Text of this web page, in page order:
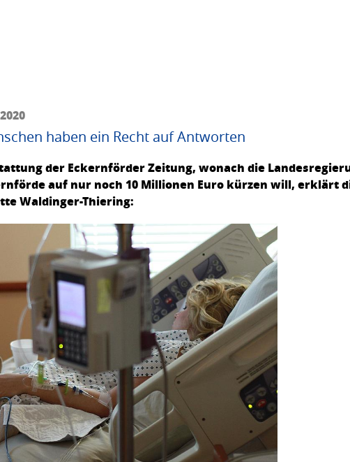
haben ein Recht auf Antworten
der Eckernförder Zeitung, wonach die
auf nur noch 10 Millionen Euro kürzen will, erklärt
Waldinger-Thiering: